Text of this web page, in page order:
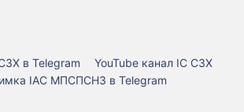
в Telegram
YouTube канал ІС СЗХ
ІАС МПСПСНЗ в Telegram